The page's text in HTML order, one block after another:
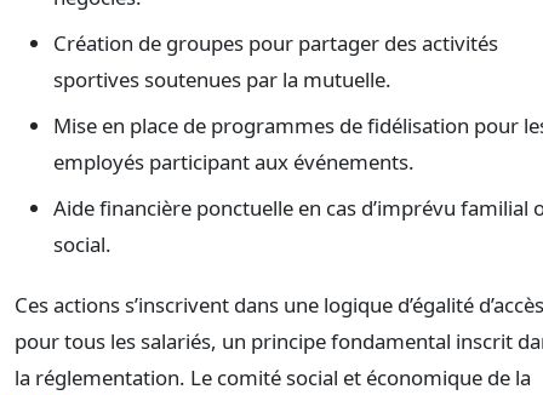
Création de groupes pour partager des activités
sportives soutenues par la mutuelle.
Mise en place de programmes de fidélisation pour
employés participant aux événements.
Aide financière ponctuelle en cas d’imprévu familial
social.
Ces actions s’inscrivent dans une logique d’égalité d’accès
pour tous les salariés, un principe fondamental inscrit
la réglementation. Le comité social et économique de la